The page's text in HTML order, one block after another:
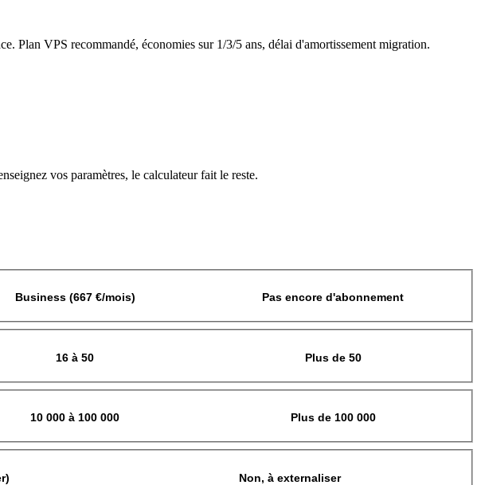
. Plan VPS recommandé, économies sur 1/3/5 ans, délai d'amortissement migration.
vos paramètres, le calculateur fait le reste.
Business (667 €/mois) Pas encore d'abonnement
16 à 50 Plus de 50
10 000 à 100 000 Plus de 100 000
Non, à externaliser